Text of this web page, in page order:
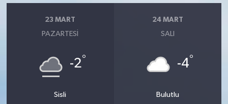
23 MART
PAZARTESI
-2°
Sisli
24 MART
SALI
-4°
Bulutlu